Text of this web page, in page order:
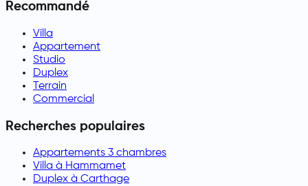
Recommandé
Villa
Appartement
Studio
Duplex
Terrain
Commercial
Recherches populaires
Appartements 3 chambres
Villa à Hammamet
Duplex à Carthage